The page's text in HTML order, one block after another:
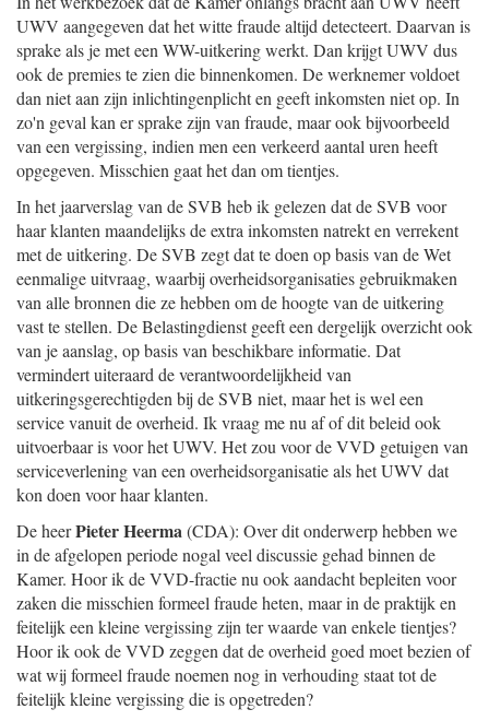
UWV aangegeven dat het witte fraude altijd detecteert. Daarvan is
sprake als je met een WW-uitkering werkt. Dan krijgt UWV dus
ook de premies te zien die binnenkomen. De werknemer voldoet
dan niet aan zijn inlichtingenplicht en geeft inkomsten niet op. In
zo'n geval kan er sprake zijn van fraude, maar ook bijvoorbeeld
van een vergissing, indien men een verkeerd aantal uren heeft
opgegeven. Misschien gaat het dan om tientjes.
In het jaarverslag van de SVB heb ik gelezen dat de SVB voor
haar klanten maandelijks de extra inkomsten natrekt en verrekent
met de uitkering. De SVB zegt dat te doen op basis van de Wet
eenmalige uitvraag, waarbij overheidsorganisaties gebruikmaken
van alle bronnen die ze hebben om de hoogte van de uitkering
vast te stellen. De Belastingdienst geeft een dergelijk overzicht ook
van je aanslag, op basis van beschikbare informatie. Dat
vermindert uiteraard de verantwoordelijkheid van
uitkeringsgerechtigden bij de SVB niet, maar het is wel een
service vanuit de overheid. Ik vraag me nu af of dit beleid ook
uitvoerbaar is voor het UWV. Het zou voor de VVD getuigen van
serviceverlening van een overheidsorganisatie als het UWV dat
kon doen voor haar klanten.
De heerPieter Heerma(CDA): Over dit onderwerp hebben we
in de afgelopen periode nogal veel discussie gehad binnen de
Kamer. Hoor ik de VVD-fractie nu ook aandacht bepleiten voor
zaken die misschien formeel fraude heten, maar in de praktijk en
feitelijk een kleine vergissing zijn ter waarde van enkele tientjes?
Hoor ik ook de VVD zeggen dat de overheid goed moet bezien of
wat wij formeel fraude noemen nog in verhouding staat tot de
feitelijk kleine vergissing die is opgetreden?